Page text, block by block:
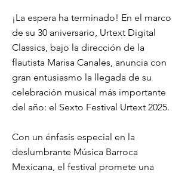
¡La espera ha terminado! En el marco
de su 30 aniversario, Urtext Digital
Classics, bajo la dirección de la
flautista Marisa Canales, anuncia con
gran entusiasmo la llegada de su
celebración musical más importante
del año: el Sexto Festival Urtext 2025.
Con un énfasis especial en la
deslumbrante Música Barroca
Mexicana, el festival promete una